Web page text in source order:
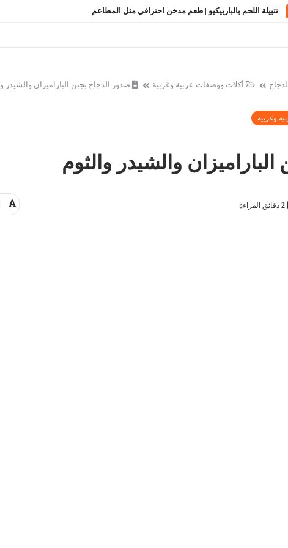
تتبيلة اللحم بالباربيكيو | طعم مدخن احترافي مثل المطاعم
أكلات ووصفات عربية وغربية صدور الدجاج بجبن الباراميزان والشيدر
وغربية
والشيدر والثوم
2 دقائق القراءة